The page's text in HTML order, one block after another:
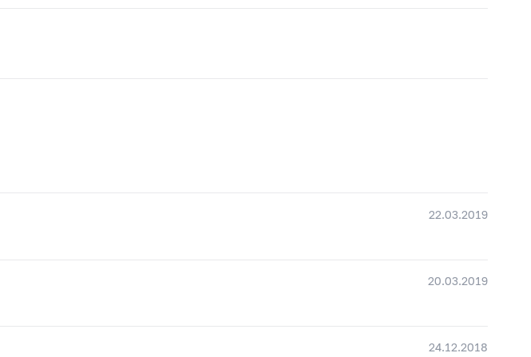
22.03.2019
20.03.2019
24.12.2018